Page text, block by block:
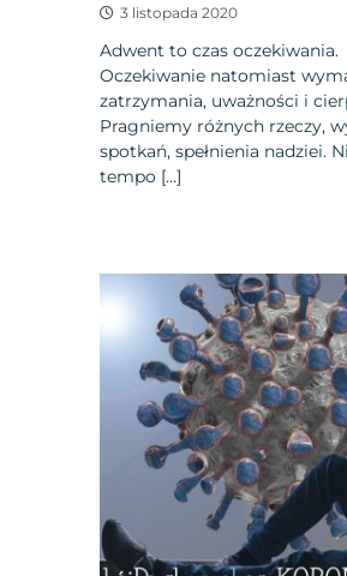
3 listopada 2020
Adwent to czas oczekiwania.
Oczekiwanie natomiast
zatrzymania, uważności i
Pragniemy różnych rzeczy,
spotkań, spełnienia nadziei.
tempo […]